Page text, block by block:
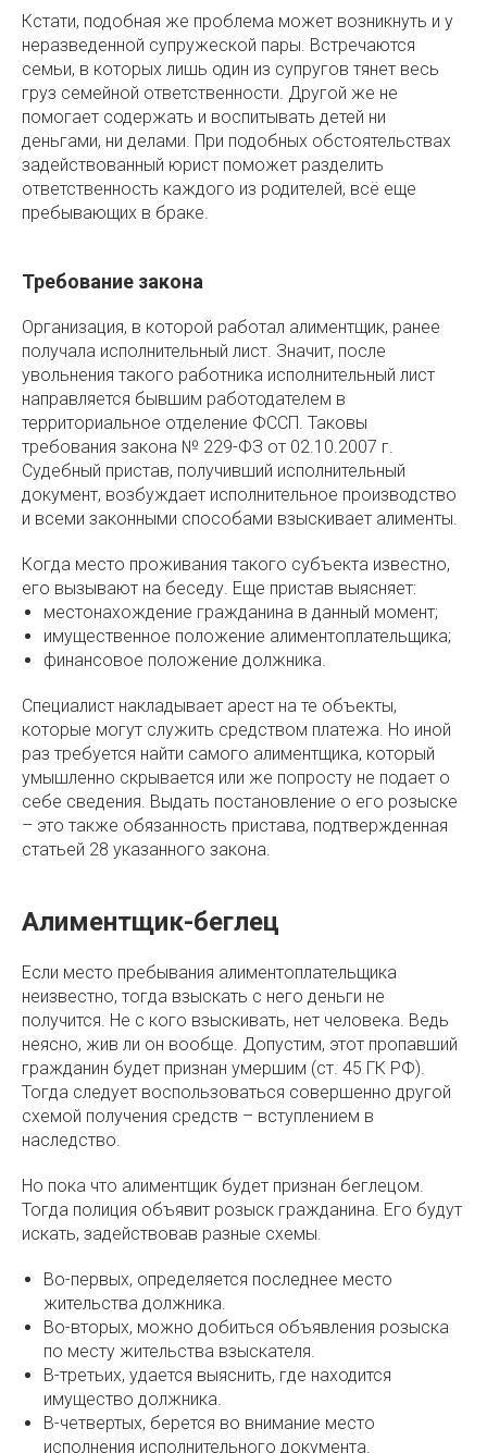
Кстати, подобная же проблема может возникнуть и у
неразведенной супружеской пары. Встречаются
семьи, в которых лишь один из супругов тянет весь
груз семейной ответственности. Другой же не
помогает содержать и воспитывать детей ни
деньгами, ни делами. При подобных обстоятельствах
задействованный юрист поможет разделить
ответственность каждого из родителей, всё еще
пребывающих в браке.
Требование закона
Организация, в которой работал алиментщик, ранее
получала исполнительный лист. Значит, после
увольнения такого работника исполнительный лист
направляется бывшим работодателем в
территориальное отделение ФССП. Таковы
требования закона № 229-ФЗ от 02.10.2007 г.
Судебный пристав, получивший исполнительный
документ, возбуждает исполнительное производство
и всеми законными способами взыскивает алименты.
Когда место проживания такого субъекта известно,
его вызывают на беседу. Еще пристав выясняет:
местонахождение гражданина в данный момент;
имущественное положение алиментоплательщика;
финансовое положение должника.
Специалист накладывает арест на те объекты,
которые могут служить средством платежа. Но иной
раз требуется найти самого алиментщика, который
умышленно скрывается или же попросту не подает о
себе сведения. Выдать постановление о его розыске
– это также обязанность пристава, подтвержденная
статьей 28 указанного закона.
Алиментщик-беглец
Если место пребывания алиментоплательщика
неизвестно, тогда взыскать с него деньги не
получится. Не с кого взыскивать, нет человека. Ведь
неясно, жив ли он вообще. Допустим, этот пропавший
гражданин будет признан умершим (ст. 45 ГК РФ).
Тогда следует воспользоваться совершенно другой
схемой получения средств – вступлением в
наследство.
Но пока что алиментщик будет признан беглецом.
Тогда полиция объявит розыск гражданина. Его будут
искать, задействовав разные схемы.
Во-первых, определяется последнее место
жительства должника.
Во-вторых, можно добиться объявления розыска
по месту жительства взыскателя.
В-третьих, удается выяснить, где находится
имущество должника.
В-четвертых, берется во внимание место
исполнения исполнительного документа.